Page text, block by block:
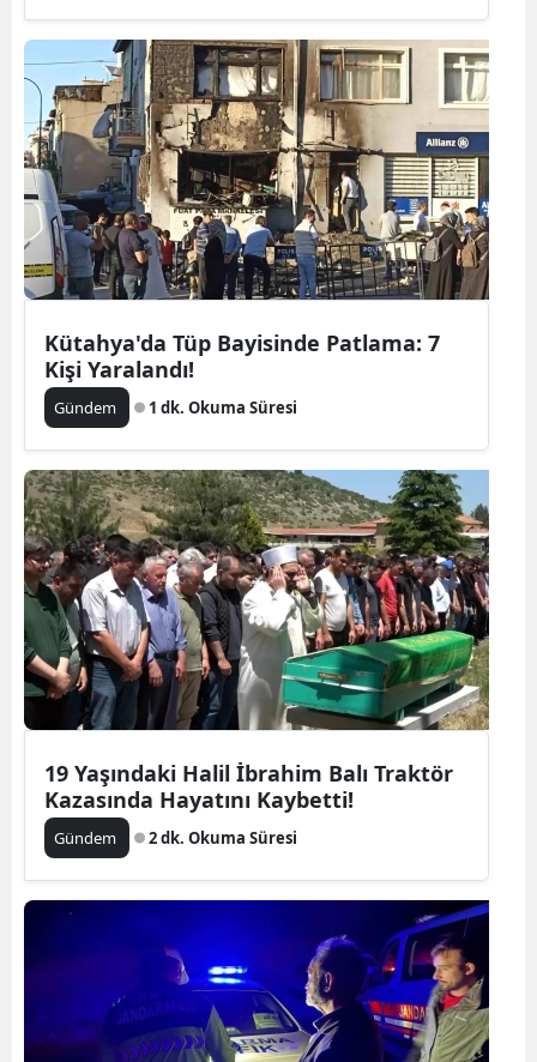
Kütahya'da Tüp Bayisinde Patlama: 7
Kişi Yaralandı!
Gündem 1 dk. Okuma Süresi
19 Yaşındaki Halil İbrahim Balı Traktör
Kazasında Hayatını Kaybetti!
Gündem 2 dk. Okuma Süresi